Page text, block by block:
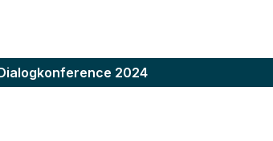
2024